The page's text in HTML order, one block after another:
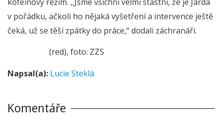
v pořádku, ačkoli ho nějaká vyšetření a intervence ještě
čeká, už se těší zpátky do práce,“ dodali záchranáři.
(red), foto: ZZS
Napsal(a): Lucie Steklá
Komentáře